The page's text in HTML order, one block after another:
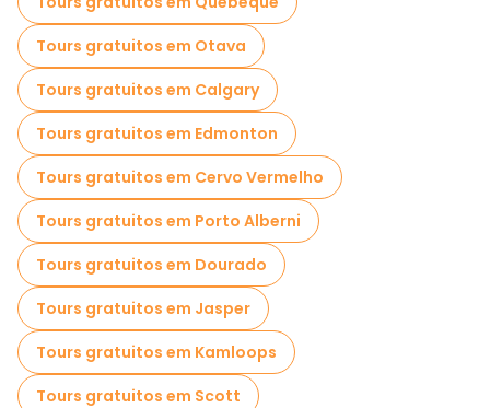
Tours gratuitos em Otava
Tours gratuitos em Calgary
Tours gratuitos em Edmonton
Tours gratuitos em Cervo Vermelho
Tours gratuitos em Porto Alberni
Tours gratuitos em Dourado
Tours gratuitos em Jasper
Tours gratuitos em Kamloops
Tours gratuitos em Scott